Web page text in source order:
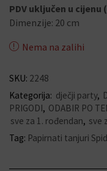
PDV uključen u cijenu
Dimenzije: 20 cm
Nema na zalihi
SKU: 2248
Kategorija: dječji party,
PRIGODI, ODABIR PO
sve za 1. rođendan, sve
Tag: Papirnati tanjuri